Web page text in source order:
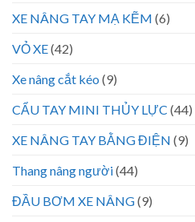
XE NÂNG TAY MẠ KẼM (6)
VỎ XE(42)
Xe nâng cắt kéo (9)
CẨU TAY MINI THỦY LỰC (44)
XE NÂNG TAY BẰNG ĐIỆN (9)
Thang nâng người(44)
ĐẦU BƠM XE NÂNG(9)